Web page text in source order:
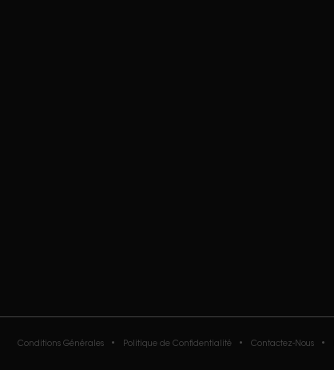
Conditions Générales Politique de Confidentialité Contactez-Nous